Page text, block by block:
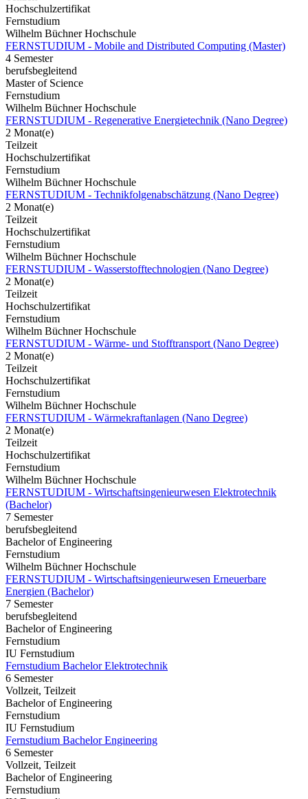
Hochschulzertifikat
Fernstudium
Wilhelm Büchner Hochschule
FERNSTUDIUM - Mobile and Distributed Computing (Master)
4 Semester
berufsbegleitend
Master of Science
Fernstudium
Wilhelm Büchner Hochschule
FERNSTUDIUM - Regenerative Energietechnik (Nano Degree)
2 Monat(e)
Teilzeit
Hochschulzertifikat
Fernstudium
Wilhelm Büchner Hochschule
FERNSTUDIUM - Technikfolgenabschätzung (Nano Degree)
2 Monat(e)
Teilzeit
Hochschulzertifikat
Fernstudium
Wilhelm Büchner Hochschule
FERNSTUDIUM - Wasserstofftechnologien (Nano Degree)
2 Monat(e)
Teilzeit
Hochschulzertifikat
Fernstudium
Wilhelm Büchner Hochschule
FERNSTUDIUM - Wärme- und Stofftransport (Nano Degree)
2 Monat(e)
Teilzeit
Hochschulzertifikat
Fernstudium
Wilhelm Büchner Hochschule
FERNSTUDIUM - Wärmekraftanlagen (Nano Degree)
2 Monat(e)
Teilzeit
Hochschulzertifikat
Fernstudium
Wilhelm Büchner Hochschule
FERNSTUDIUM - Wirtschaftsingenieurwesen Elektrotechnik
(Bachelor)
7 Semester
berufsbegleitend
Bachelor of Engineering
Fernstudium
Wilhelm Büchner Hochschule
FERNSTUDIUM - Wirtschaftsingenieurwesen Erneuerbare
Energien (Bachelor)
7 Semester
berufsbegleitend
Bachelor of Engineering
Fernstudium
IU Fernstudium
Fernstudium Bachelor Elektrotechnik
6 Semester
Vollzeit, Teilzeit
Bachelor of Engineering
Fernstudium
IU Fernstudium
Fernstudium Bachelor Engineering
6 Semester
Vollzeit, Teilzeit
Bachelor of Engineering
Fernstudium